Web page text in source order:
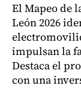
El Mapeo de
León 2026
impulsan la
Destaca el
con una